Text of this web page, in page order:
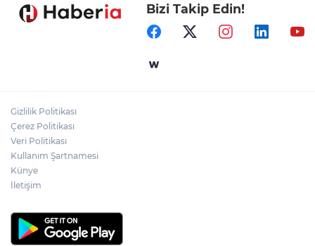
Samsun’da Alaçam'a yeni yaşam alanı
Yapay zekada onlarca uygulamanın
Bizi Takip Edin!
Gizlilik Politikası
Çerez Politikası
Veri Politikası
Kullanım Şartnamesi
Künye
İletişim